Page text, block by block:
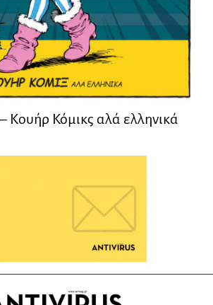
Kουήρ Κόμικς αλά ελληνικά